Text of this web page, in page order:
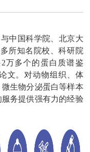
与中国科学院、北京大
所知名院校、科研院
万多个的蛋白质谱鉴
文。对动物组织、体
生物分泌蛋白等样本
务提供强有力的经验